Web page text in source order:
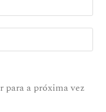
para a próxima vez